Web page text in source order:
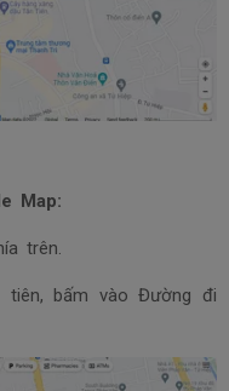
Map:
trên.
tiên, bấm vào Đường đi